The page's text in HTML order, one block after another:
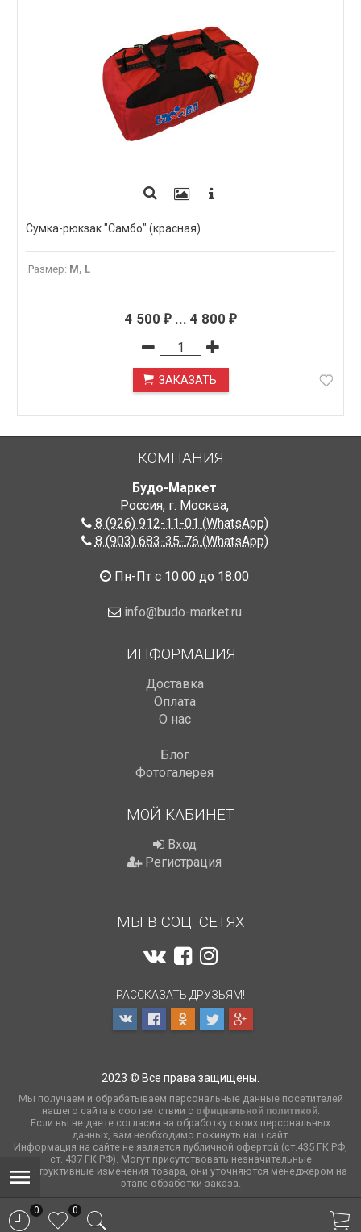
Сумка-рюкзак "Самбо" (красная)
.Размер: M, L
4 500 ₽... 4 800 ₽
ЗАКАЗАТЬ
КОМПАНИЯ
Будо-Маркет
Россия, г. Москва,
8 (926) 912-11-01 (WhatsApp)
8 (903) 683-35-76 (WhatsApp)
Пн-Пт с 10:00 до 18:00
info@budo-market.ru
ИНФОРМАЦИЯ
Доставка
Оплата
О нас
Блог
Фотогалерея
МОЙ КАБИНЕТ
Вход
Регистрация
МЫ В СОЦ. СЕТЯХ
РАССКАЗАТЬ ДРУЗЬЯМ!
2023 © Все права защищены.
Мы получаем и обрабатываем персональные данные посетителей
нашего сайта в соответствии с официальной политикой.
Если вы не даете согласия на обработку своих персональных
данных, вам необходимо покинуть наш сайт.
Информация на сайте не является публичной офертой (ст.435 ГК РФ,
cт. 437 ГК РФ). Могут присутствовать незначительные
конструктивные изменения товара, они уточняются менеджером на
этапе обработки заказа.
0 0